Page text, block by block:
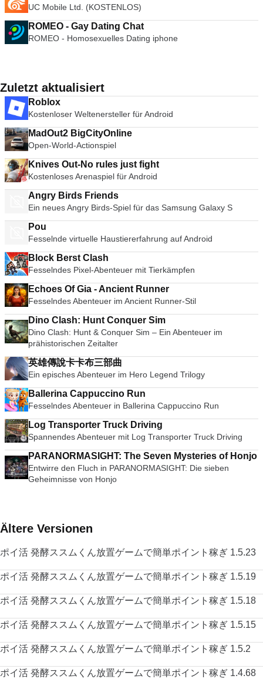
UC Mobile Ltd. (KOSTENLOS)
ROMEO - Gay Dating Chat
ROMEO - Homosexuelles Dating iphone
Zuletzt aktualisiert
Roblox
Kostenloser Weltenersteller für Android
MadOut2 BigCityOnline
Open-World-Actionspiel
Knives Out-No rules just fight
Kostenloses Arenaspiel für Android
Angry Birds Friends
Ein neues Angry Birds-Spiel für das Samsung Galaxy S
Pou
Fesselnde virtuelle Haustiererfahrung auf Android
Block Berst Clash
Fesselndes Pixel-Abenteuer mit Tierkämpfen
Echoes Of Gia - Ancient Runner
Fesselndes Abenteuer im Ancient Runner-Stil
Dino Clash: Hunt Conquer Sim
Dino Clash: Hunt & Conquer Sim – Ein Abenteuer im
prähistorischen Zeitalter
英雄傳說卡卡布三部曲
Ein episches Abenteuer im Hero Legend Trilogy
Ballerina Cappuccino Run
Fesselndes Abenteuer in Ballerina Cappuccino Run
Log Transporter Truck Driving
Spannendes Abenteuer mit Log Transporter Truck Driving
PARANORMASIGHT: The Seven Mysteries of Honjo
Entwirre den Fluch in PARANORMASIGHT: Die sieben
Geheimnisse von Honjo
Ältere Versionen
ポイ活 発酵ススムくん放置ゲームで簡単ポイント稼ぎ 1.5.23
ポイ活 発酵ススムくん放置ゲームで簡単ポイント稼ぎ 1.5.19
ポイ活 発酵ススムくん放置ゲームで簡単ポイント稼ぎ 1.5.18
ポイ活 発酵ススムくん放置ゲームで簡単ポイント稼ぎ 1.5.15
ポイ活 発酵ススムくん放置ゲームで簡単ポイント稼ぎ 1.5.2
ポイ活 発酵ススムくん放置ゲームで簡単ポイント稼ぎ 1.4.68